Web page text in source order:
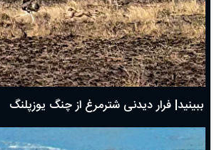
ببینید| فرار دیدنی شترمرغ از چنگ یوزپلنگ